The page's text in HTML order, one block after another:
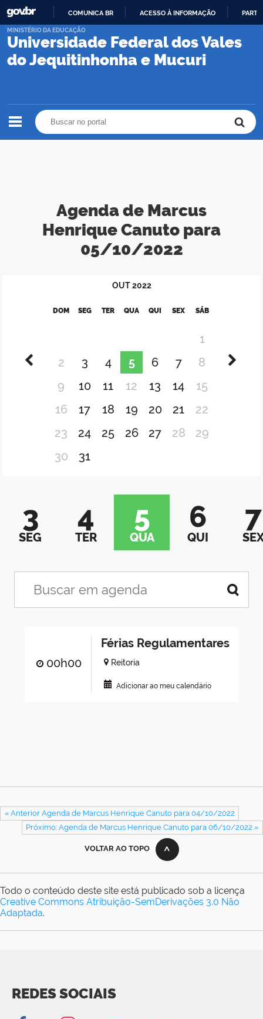
PARA
CONTEÚDO
COMUNICA BR ACESSO À INFORMAÇÃO
Universidade Federal dos Vales
do Jequitinhonha e Mucuri
MINISTÉRIO DA EDUCAÇÃO
Agenda de Marcus
Henrique Canuto para
05/10/2022
OUT 2022
DOM SEG TER QUA QUI SEX SÁB
1
2
3 4 5 6 7
8
9
10 11 12 13 14
15
16
17 18 19 20 21
22
23
24 25 26 27 28
29
30
31
3
SEG
4
TER
5
QUA
6
QUI
7
00h00
Férias Regulamentares
Reitoria
Adicionar ao meu calendário
« Anterior Agenda de Marcus Henrique Canuto para 04/10/2022
Próximo: Agenda de Marcus Henrique Canuto para 06/10/2022 »
VOLTAR AO TOPO
Todo o conteúdo deste site está publicado sob a licença
Creative Commons Atribuição-SemDerivações 3.0 Não
Adaptada.
REDES SOCIAIS